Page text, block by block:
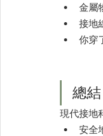
金屬
接地
你穿
總
現代接地
安全